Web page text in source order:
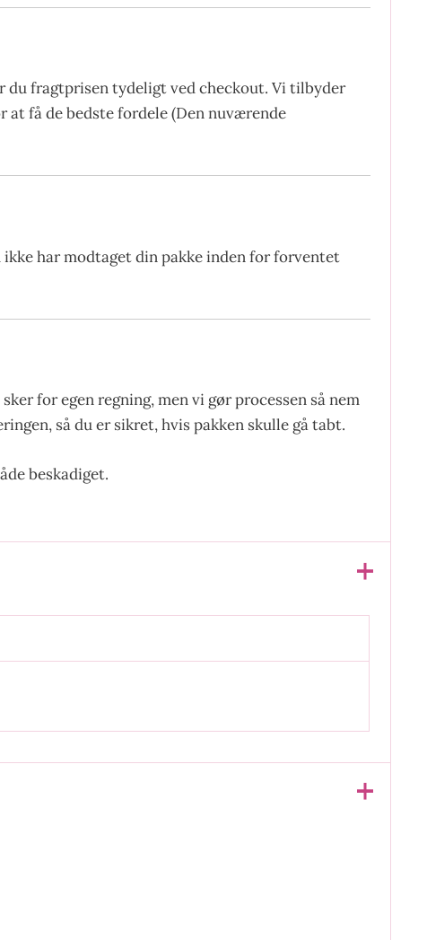
du fragtprisen tydeligt ved checkout. Vi tilbyder
at få de bedste fordele (Den nuværende
har modtaget din pakke inden for forventet
for egen regning, men vi gør processen så nem
så du er sikret, hvis pakken skulle gå tabt.
beskadiget.